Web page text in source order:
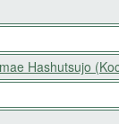
Hashutsujo